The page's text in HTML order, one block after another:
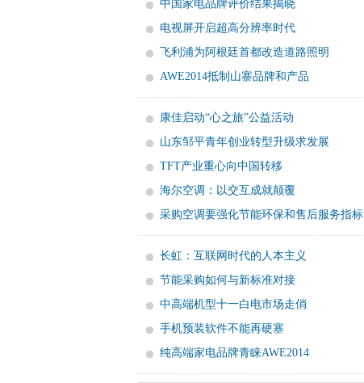
中国家电品牌评价结果揭晓
电视屏开启超高分辨率时代
飞利浦为阿根廷首都改造道路照明
AWE2014抵制山寨品牌和产品
康佳启动“心之旅”公益活动
山东邹平青年创业转型升级求发展
TFT产业重心向中国转移
海尔空调：以交互成就颠覆
采购空调要强化节能环保和售后服务指标
长虹：互联网时代的人本主义
节能采购如何与新标准对接
中高端机型十一白电市场走俏
手机预装软件不能再硬塞
纯高端家电品牌青睐AWE2014